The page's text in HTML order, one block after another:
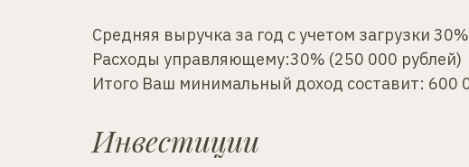
Средняя выручка за год с учетом загрузки
Расходы управляющему:30% (250 000 рублей)
Итого Ваш минимальный доход составит: 600
Инвестиции